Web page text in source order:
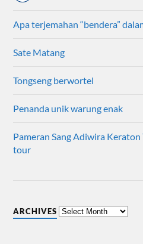
Apa terjemahan “bendera”
Sate Matang
Tongseng berwortel
Penanda unik warung enak
Pameran Sang Adiwira
tour
ARCHIVES